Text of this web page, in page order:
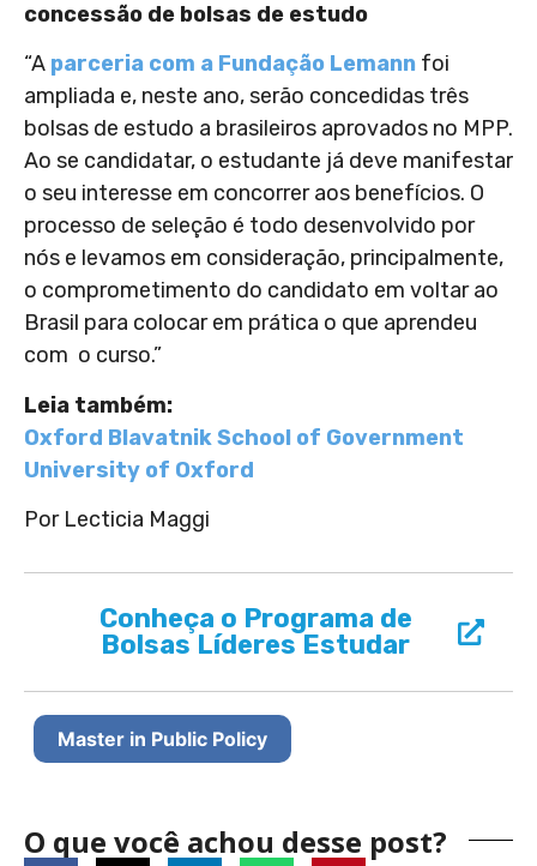
concessão de bolsas de estudo
“A parceria com a Fundação Lemann foi
ampliada e, neste ano, serão concedidas três
bolsas de estudo a brasileiros aprovados no MPP.
Ao se candidatar, o estudante já deve manifestar
o seu interesse em concorrer aos benefícios. O
processo de seleção é todo desenvolvido por
nós e levamos em consideração, principalmente,
o comprometimento do candidato em voltar ao
Brasil para colocar em prática o que aprendeu
com o curso.”
Leia também:
Oxford Blavatnik School of Government
University of Oxford
Por Lecticia Maggi
Conheça o Programa de
Bolsas Líderes Estudar
Master in Public Policy
O que você achou desse post?